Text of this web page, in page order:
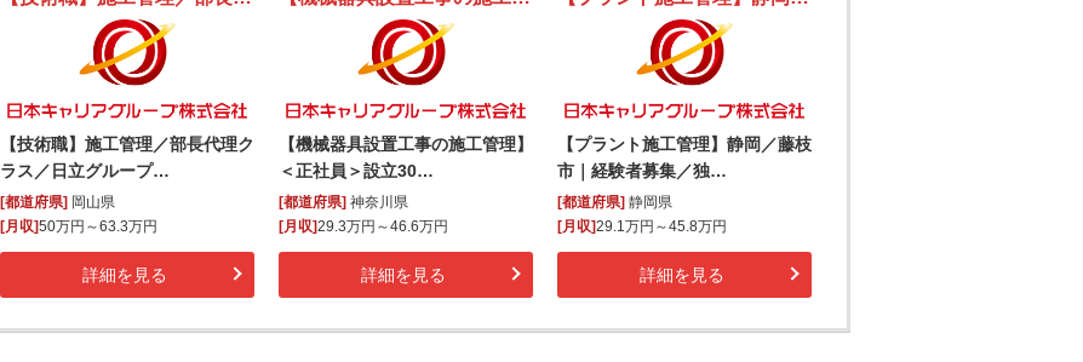
【技術職】施工管理／部長代理ク
ラス／日立グループ…
[都道府県] 岡山県
[月収]50万円～63.3万円
詳細を見る
【機械器具設置工事の施工管理】
＜正社員＞設立30…
[都道府県] 神奈川県
[月収]29.3万円～46.6万円
詳細を見る
【プラント施工管理】静岡／藤枝
市｜経験者募集／独…
[都道府県] 静岡県
[月収]29.1万円～45.8万円
詳細を見る